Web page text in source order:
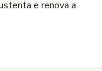
e renova a